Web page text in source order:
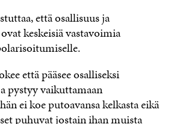
että osallisuus ja
keskeisiä vastavoimia
että pääsee osalliseksi
pystyy vaikuttamaan
ei koe putoavansa kelkasta eikä
puhuvat jostain ihan muista